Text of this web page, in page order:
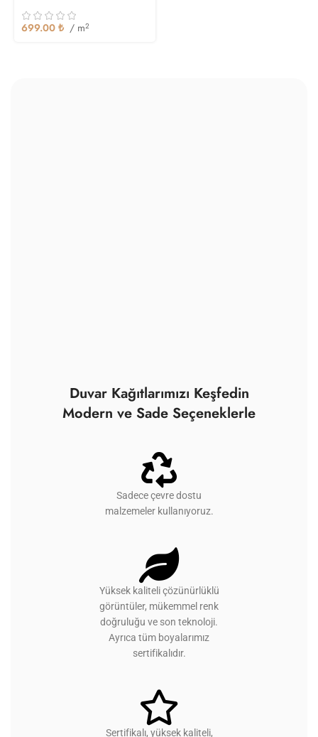
699.00 ₺ / m2
Duvar Kağıtlarımızı Keşfedin
Modern ve Sade Seçeneklerle
Sadece çevre dostu
malzemeler kullanıyoruz.
Yüksek kaliteli çözünürlüklü
görüntüler, mükemmel renk
doğruluğu ve son teknoloji.
Ayrıca tüm boyalarımız
sertifikalıdır.
Sertifikalı, yüksek kaliteli,